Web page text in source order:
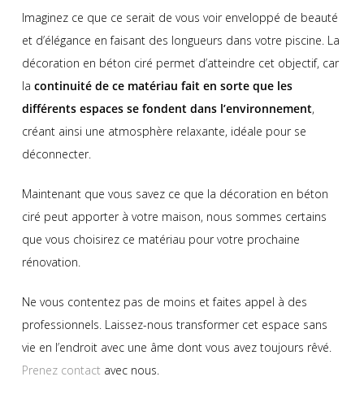
Imaginez ce que ce serait de vous voir enveloppé de beauté
et d’élégance en faisant des longueurs dans votre piscine. La
décoration en béton ciré permet d’atteindre cet objectif, car
la continuité de ce matériau fait en sorte que les
différents espaces se fondent dans l’environnement,
créant ainsi une atmosphère relaxante, idéale pour se
déconnecter.
Maintenant que vous savez ce que la décoration en béton
ciré peut apporter à votre maison, nous sommes certains
que vous choisirez ce matériau pour votre prochaine
rénovation.
Ne vous contentez pas de moins et faites appel à des
professionnels. Laissez-nous transformer cet espace sans
vie en l’endroit avec une âme dont vous avez toujours rêvé.
Prenez contact avec nous.